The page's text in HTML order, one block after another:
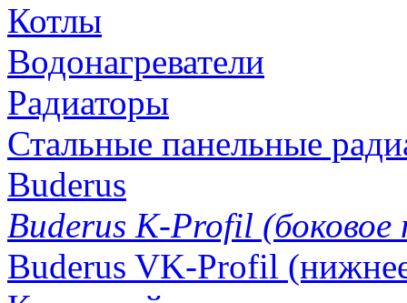
Котлы
Водонагреватели
Радиаторы
Стальные панельные
Buderus
Buderus K-Profil (боковое
Buderus VK-Profil